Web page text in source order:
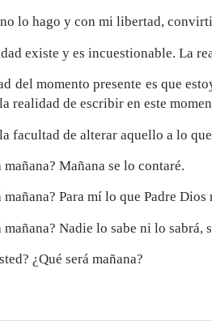
lo hago y con mi libertad,
existe y es incuestionable. La
del momento presente es que
realidad de escribir en este
facultad de alterar aquello a lo
mañana? Mañana se lo contaré.
mañana? Para mí lo que Padre
mañana? Nadie lo sabe ni lo
¿Qué será mañana?